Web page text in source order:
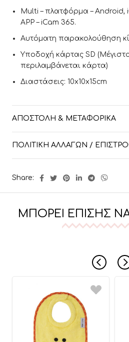
Multi – πλατφόρμα – Android,
APP – iCam 365.
Αυτόματη παρακολούθηση
Υποδοχή κάρτας SD (Μέγιστο
περιλαμβάνεται κάρτα)
Διαστάσεις: 10x10x15cm
ΑΠΟΣΤΟΛΉ & ΜΕΤΑΦΟΡΙΚΆ
ΠΟΛΙΤΙΚΉ ΑΛΛΑΓΏΝ /
Share:
ΜΠΟΡΕΊ ΕΠΊΣΗΣ